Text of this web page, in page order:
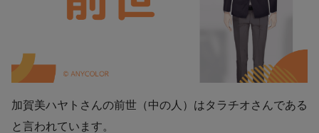
加賀美ハヤトさんの前世（中の人）はタラチオさんである
と言われています。